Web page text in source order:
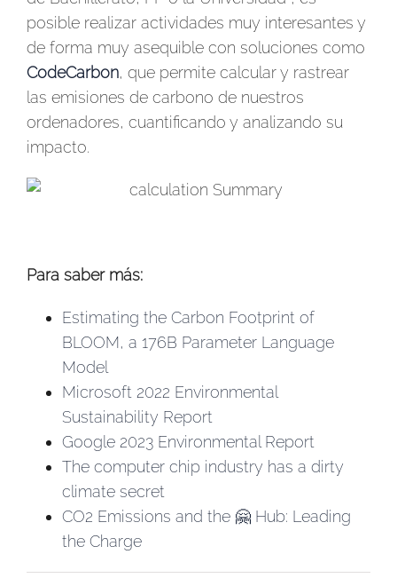
posible realizar actividades muy interesantes y
de forma muy asequible con soluciones como
CodeCarbon, que permite calcular y rastrear
las emisiones de carbono de nuestros
ordenadores, cuantificando y analizando su
impacto.
Para saber más:
Estimating the Carbon Footprint of
BLOOM, a 176B Parameter Language
Model
Microsoft 2022 Environmental
Sustainability Report
Google 2023 Environmental Report
The computer chip industry has a dirty
climate secret
CO2 Emissions and the 🤗 Hub: Leading
the Charge